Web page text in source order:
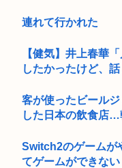
連れて行かれた
【健気】井上春華
したかったけど、
客が使ったビール
した日本の飲食店
Switch2のゲームが
てゲームができない